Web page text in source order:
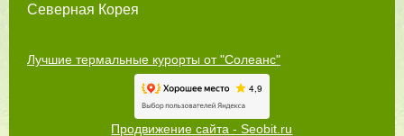
Северная Корея
Лучшие термальные курорты от "Солеанс"
Продвижение сайта - Seobit.ru